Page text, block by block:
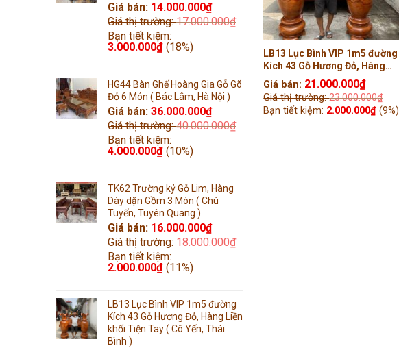
Giá bán: 14.000.000₫
Giá thị trường:17.000.000₫
Bạn tiết kiệm:
3.000.000₫ (18%)
HG44 Bàn Ghế Hoàng Gia Gỗ Gõ
Đỏ 6 Món ( Bác Lâm, Hà Nội )
Giá bán: 36.000.000₫
Giá thị trường:40.000.000₫
Bạn tiết kiệm:
4.000.000₫ (10%)
TK62 Trường kỷ Gỗ Lim, Hàng
Dày dặn Gồm 3 Món ( Chú
Tuyến, Tuyên Quang )
Giá bán: 16.000.000₫
Giá thị trường:18.000.000₫
Bạn tiết kiệm:
2.000.000₫ (11%)
LB13 Lục Bình VIP 1m5 đường
Kích 43 Gỗ Hương Đỏ, Hàng Liền
khối Tiện Tay ( Cô Yến, Thái
Bình )
LB13 Lục Bình VIP 1m5 đường
Kích 43 Gỗ Hương Đỏ, Hàng
Liền khối Tiện Tay ( Cô Yến,
Thái Bình )
Giá bán: 21.000.000₫
Giá thị trường:23.000.000₫
Bạn tiết kiệm: 2.000.000₫ (9%)